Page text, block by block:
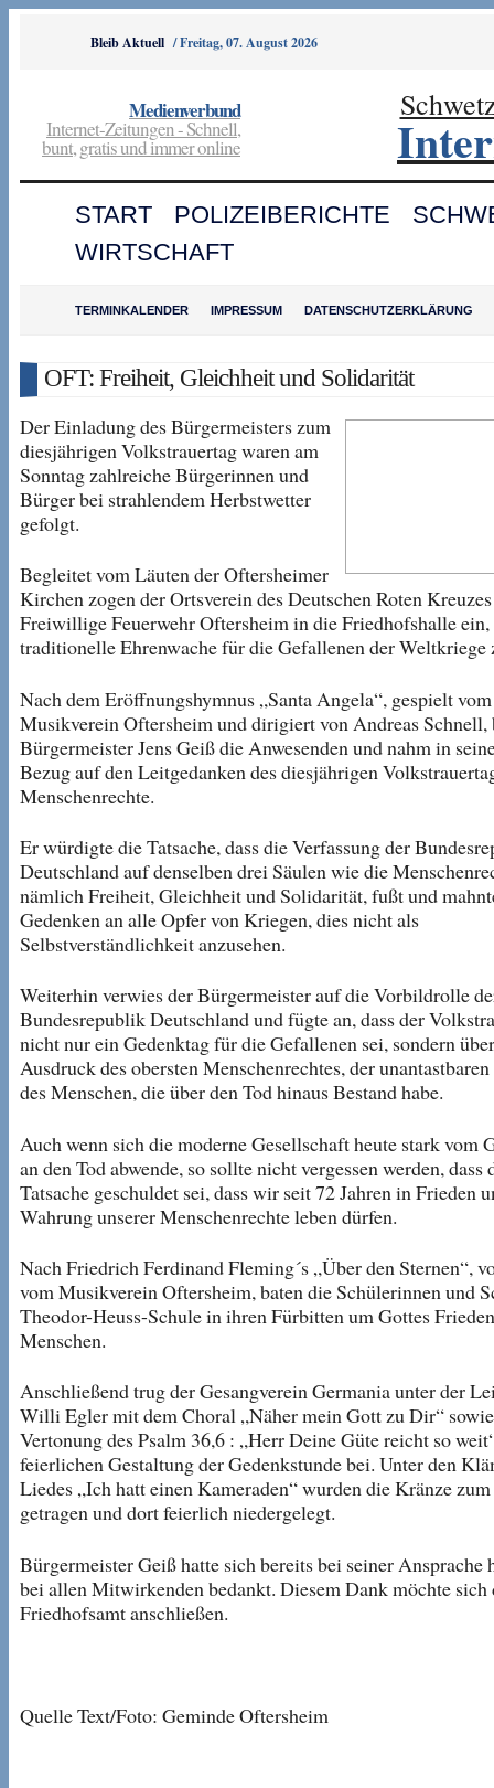
Bleib Aktuell /Freitag, 07. August 2026
Medienverbund
Internet-Zeitungen - Schnell,
bunt, gratis und immer online
START POLIZEIBERICHTE
WIRTSCHAFT
TERMINKALENDER IMPRESSUM DATENSCHUTZERKLÄRUNG
OFT: Freiheit, Gleichheit und Solidarität
Der Einladung des Bürgermeisters zum
diesjährigen Volkstrauertag waren am
Sonntag zahlreiche Bürgerinnen und
Bürger bei strahlendem Herbstwetter
gefolgt.
Begleitet vom Läuten der Oftersheimer
Kirchen zogen der Ortsverein des Deutschen Roten
Freiwillige Feuerwehr Oftersheim in die Friedhofshalle
traditionelle Ehrenwache für die Gefallenen der Weltkriege
Nach dem Eröffnungshymnus „Santa Angela“, gespielt vom
Musikverein Oftersheim und dirigiert von Andreas Schnell,
Bürgermeister Jens Geiß die Anwesenden und nahm in
Bezug auf den Leitgedanken des diesjährigen
Menschenrechte.
Er würdigte die Tatsache, dass die Verfassung der
Deutschland auf denselben drei Säulen wie die
nämlich Freiheit, Gleichheit und Solidarität, fußt und
Gedenken an alle Opfer von Kriegen, dies nicht als
Selbstverständlichkeit anzusehen.
Weiterhin verwies der Bürgermeister auf die Vorbildrolle
Bundesrepublik Deutschland und fügte an, dass der
nicht nur ein Gedenktag für die Gefallenen sei, sondern
Ausdruck des obersten Menschenrechtes, der
des Menschen, die über den Tod hinaus Bestand habe.
Auch wenn sich die moderne Gesellschaft heute stark vom
an den Tod abwende, so sollte nicht vergessen werden, dass
Tatsache geschuldet sei, dass wir seit 72 Jahren in Frieden
Wahrung unserer Menschenrechte leben dürfen.
Nach Friedrich Ferdinand Fleming´s „Über den Sternen“,
vom Musikverein Oftersheim, baten die Schülerinnen und
Theodor-Heuss-Schule in ihren Fürbitten um Gottes
Menschen.
Anschließend trug der Gesangverein Germania unter der
Willi Egler mit dem Choral „Näher mein Gott zu Dir“
Vertonung des Psalm 36,6 : „Herr Deine Güte reicht so
feierlichen Gestaltung der Gedenkstunde bei. Unter den
Liedes „Ich hatt einen Kameraden“ wurden die Kränze
getragen und dort feierlich niedergelegt.
Bürgermeister Geiß hatte sich bereits bei seiner Ansprache
bei allen Mitwirkenden bedankt. Diesem Dank möchte sich
Friedhofsamt anschließen.
Quelle Text/Foto: Geminde Oftersheim